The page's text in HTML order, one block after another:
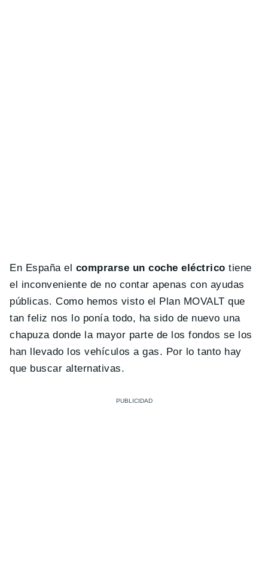
En España el comprarse un coche eléctrico tiene
el inconveniente de no contar apenas con ayudas
públicas. Como hemos visto el Plan MOVALT que
tan feliz nos lo ponía todo, ha sido de nuevo una
chapuza donde la mayor parte de los fondos se los
han llevado los vehículos a gas. Por lo tanto hay
que buscar alternativas.